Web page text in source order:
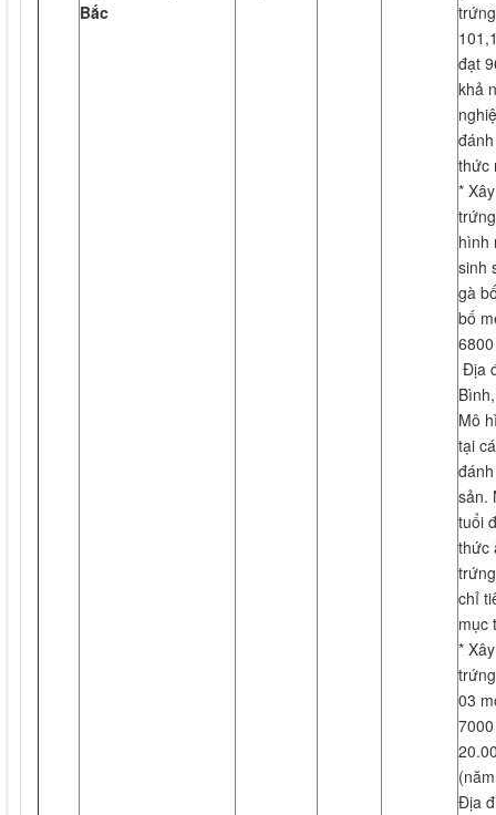
Bắc
đạt
khả
thức
*
hình
sinh
gà
bố
Địa
Mô
tại
sản.
tuổi
thức
chỉ
mục
*
03
Địa